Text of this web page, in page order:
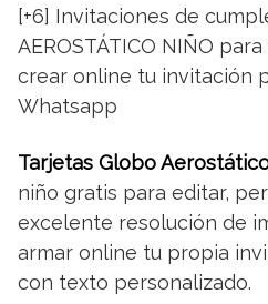
[+6] Invitaciones de
AEROSTÁTICO NIÑO
crear online tu invitación
Whatsapp
Tarjetas Globo
niño gratis para editar,
excelente resolución de
armar online tu propia
con texto personalizado.